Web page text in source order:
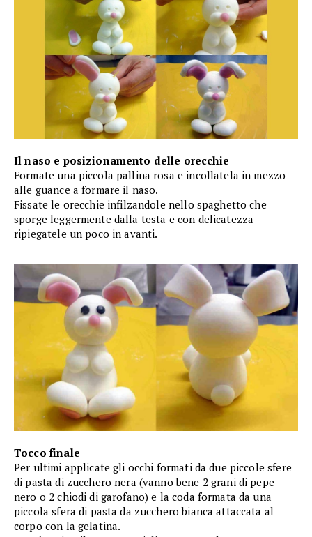
Il naso e posizionamento delle orecchie
Formate una piccola pallina rosa e incollatela in mezzo
alle guance a formare il naso.
Fissate le orecchie infilzandole nello spaghetto che
sporge leggermente dalla testa e con delicatezza
ripiegatele un poco in avanti.
Tocco finale
Per ultimi applicate gli occhi formati da due piccole sfere
di pasta di zucchero nera (vanno bene 2 grani di pepe
nero o 2 chiodi di garofano) e la coda formata da una
piccola sfera di pasta da zucchero bianca attaccata al
corpo con la gelatina.